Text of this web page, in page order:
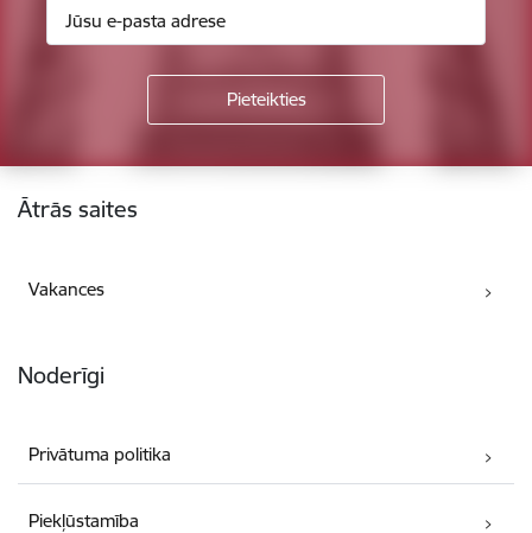
Kājene
Ātrās saites
Vakances
Noderīgi
Privātuma politika
Piekļūstamība